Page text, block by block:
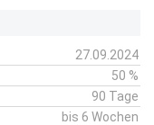
27.09.2024
50 %
90 Tage
bis 6 Wochen